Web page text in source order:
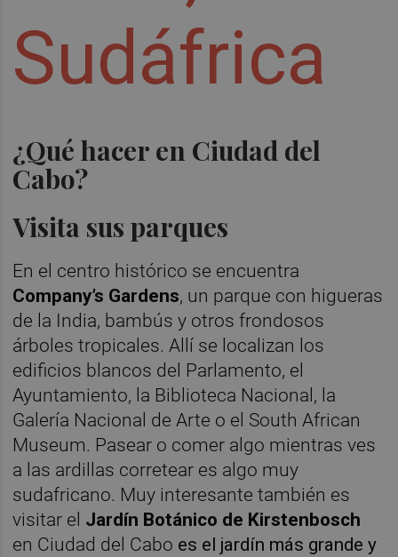
Sudáfrica
¿Qué hacer en Ciudad del
Cabo?
Visita sus parques
En el centro histórico se encuentra
Company’s Gardens, un parque con higueras
de la India, bambús y otros frondosos
árboles tropicales. Allí se localizan los
edificios blancos del Parlamento, el
Ayuntamiento, la Biblioteca Nacional, la
Galería Nacional de Arte o el South African
Museum. Pasear o comer algo mientras ves
a las ardillas corretear es algo muy
sudafricano. Muy interesante también es
visitar el Jardín Botánico de Kirstenbosch
en Ciudad del Cabo es el jardín más grande y